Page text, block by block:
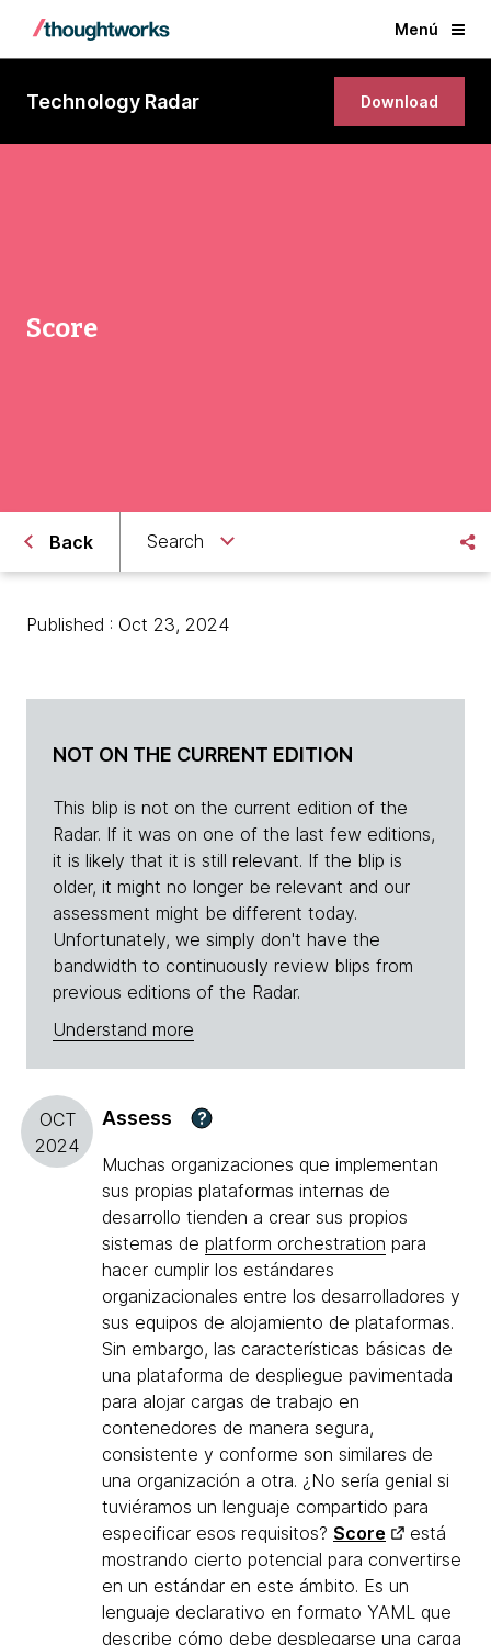
Menú
Technology Radar Download
Score
Back Search
Published : Oct 23, 2024
NOT ON THE CURRENT EDITION
This blip is not on the current edition of the
Radar. If it was on one of the last few editions,
it is likely that it is still relevant. If the blip is
older, it might no longer be relevant and our
assessment might be different today.
Unfortunately, we simply don't have the
bandwidth to continuously review blips from
previous editions of the Radar.
Understand more
OCT
2024
Assess ?
Muchas organizaciones que implementan
sus propias plataformas internas de
desarrollo tienden a crear sus propios
sistemas de platform orchestration para
hacer cumplir los estándares
organizacionales entre los desarrolladores y
sus equipos de alojamiento de plataformas.
Sin embargo, las características básicas de
una plataforma de despliegue pavimentada
para alojar cargas de trabajo en
contenedores de manera segura,
consistente y conforme son similares de
una organización a otra. ¿No sería genial si
tuviéramos un lenguaje compartido para
especificar esos requisitos? Score
está
mostrando cierto potencial para convertirse
en un estándar en este ámbito. Es un
lenguaje declarativo en formato YAML que
describe cómo debe desplegarse una carga